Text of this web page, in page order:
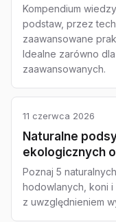
Kompendium
podstaw, przez
zaawansowane
Idealne zarówno
zaawansowanych.
11 czerwca 2026
Naturalne
ekologicznych
Poznaj 5
hodowlanych, koni
z uwzględnieniem